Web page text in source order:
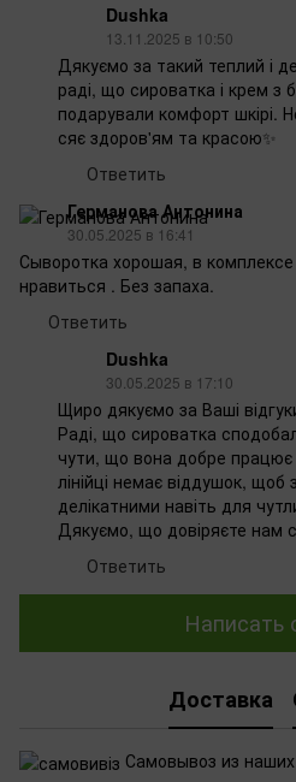
Dushka
13.11.2025 в 10:50
Дякуємо за такий теплий і
раді, що сироватка і крем з
подарували комфорт шкірі.
сяє здоров'ям та красою✨
Ответить
Германова Антонина
30.05.2025 в 16:41
Сыворотка хорошая, в
нравиться . Без запаха.
Ответить
Dushka
30.05.2025 в 17:10
Щиро дякуємо за Ваші
Раді, що сироватка
чути, що вона добре працює
лінійці немає віддушок,
делікатними навіть для
Дякуємо, що довіряєте нам
Ответить
Написать
Доставка
Самовывоз из